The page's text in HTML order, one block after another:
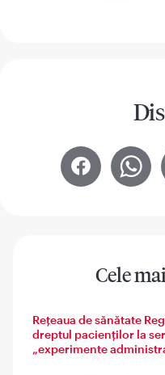
Cele
Rețeaua de sănătate
dreptul pacienților la
„experimente